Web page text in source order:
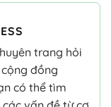
trang hỏi
đồng
có thể tìm